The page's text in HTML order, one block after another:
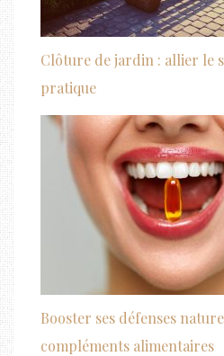
Clôture de jardin : allier le
pratique
Booster ses défenses
compléments alimentaires